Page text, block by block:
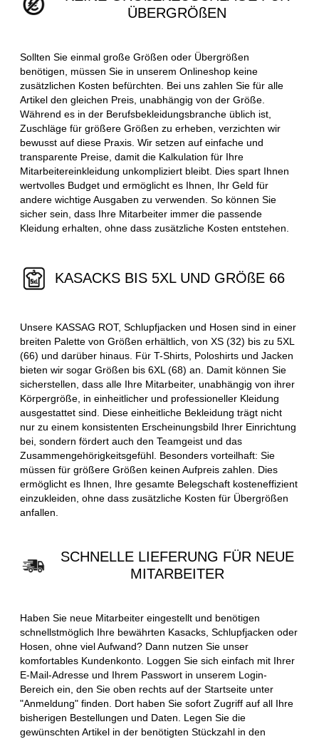
ÜBERGRÖßEN
Sollten Sie einmal große Größen oder Übergrößen
benötigen, müssen Sie in unserem Onlineshop keine
zusätzlichen Kosten befürchten. Bei uns zahlen Sie für alle
Artikel den gleichen Preis, unabhängig von der Größe.
Während es in der Berufsbekleidungsbranche üblich ist,
Zuschläge für größere Größen zu erheben, verzichten wir
bewusst auf diese Praxis. Wir setzen auf einfache und
transparente Preise, damit die Kalkulation für Ihre
Mitarbeitereinkleidung unkompliziert bleibt. Dies spart Ihnen
wertvolles Budget und ermöglicht es Ihnen, Ihr Geld für
andere wichtige Ausgaben zu verwenden. So können Sie
sicher sein, dass Ihre Mitarbeiter immer die passende
Kleidung erhalten, ohne dass zusätzliche Kosten entstehen.
KASACKS BIS 5XL UND GRÖßE 66
Unsere KASSAG ROT, Schlupfjacken und Hosen sind in einer
breiten Palette von Größen erhältlich, von XS (32) bis zu 5XL
(66) und darüber hinaus. Für T-Shirts, Poloshirts und Jacken
bieten wir sogar Größen bis 6XL (68) an. Damit können Sie
sicherstellen, dass alle Ihre Mitarbeiter, unabhängig von ihrer
Körpergröße, in einheitlicher und professioneller Kleidung
ausgestattet sind. Diese einheitliche Bekleidung trägt nicht
nur zu einem konsistenten Erscheinungsbild Ihrer Einrichtung
bei, sondern fördert auch den Teamgeist und das
Zusammengehörigkeitsgefühl. Besonders vorteilhaft: Sie
müssen für größere Größen keinen Aufpreis zahlen. Dies
ermöglicht es Ihnen, Ihre gesamte Belegschaft kosteneffizient
einzukleiden, ohne dass zusätzliche Kosten für Übergrößen
anfallen.
SCHNELLE LIEFERUNG FÜR NEUE
MITARBEITER
Haben Sie neue Mitarbeiter eingestellt und benötigen
schnellstmöglich Ihre bewährten Kasacks, Schlupfjacken oder
Hosen, ohne viel Aufwand? Dann nutzen Sie unser
komfortables Kundenkonto. Loggen Sie sich einfach mit Ihrer
E-Mail-Adresse und Ihrem Passwort in unserem Login-
Bereich ein, den Sie oben rechts auf der Startseite unter
"Anmeldung" finden. Dort haben Sie sofort Zugriff auf all Ihre
bisherigen Bestellungen und Daten. Legen Sie die
gewünschten Artikel in der benötigten Stückzahl in den